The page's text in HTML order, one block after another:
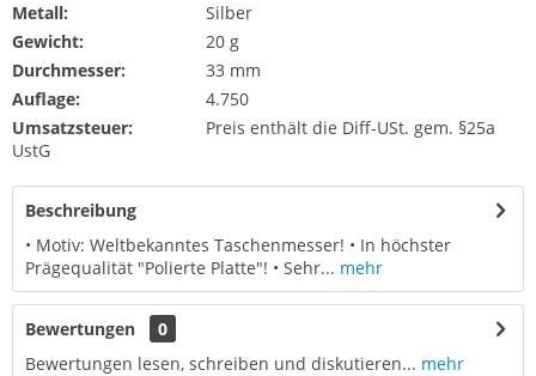
Metall:
Silber
Gewicht:
20 g
Durchmesser:
33 mm
Auflage:
4.750
Umsatzsteuer:
Preis enthält die Diff-USt. gem. §25a
UstG
Beschreibung
• Motiv: Weltbekanntes Taschenmesser! • In höchster
Prägequalität "Polierte Platte"! • Sehr... mehr
Bewertungen
0
Bewertungen lesen, schreiben und diskutieren... mehr